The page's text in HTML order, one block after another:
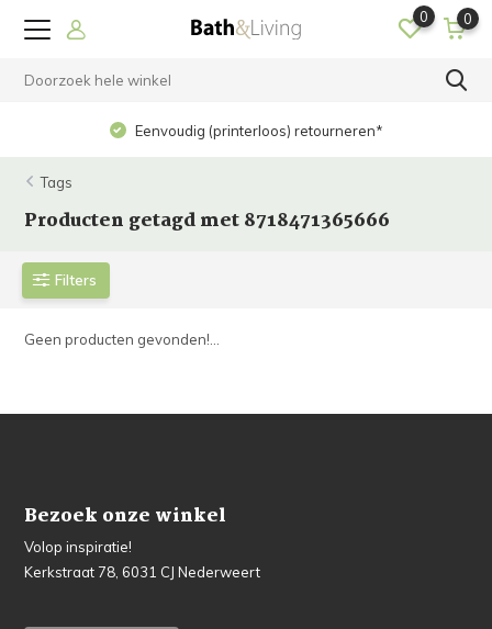
0 0
Eenvoudig (printerloos) retourneren*
Tags
Producten getagd met 8718471365666
Filters
Geen producten gevonden!...
Bezoek onze winkel
Volop inspiratie!
Kerkstraat 78, 6031 CJ Nederweert